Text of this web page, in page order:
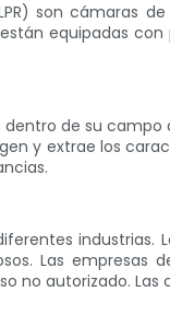
son cámaras
equipadas
de su
y extrae los
Las
no autorizado.